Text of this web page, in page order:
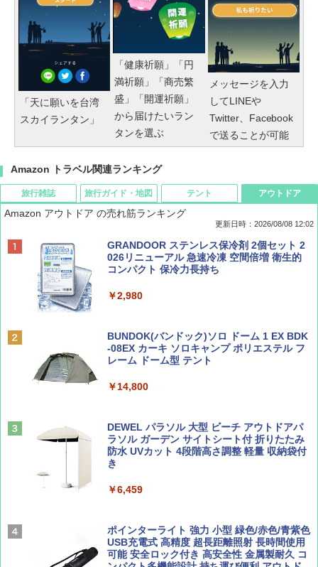
「天に願いを台湾
スカイランタン」
「健康祈願」「円
満祈願」「商売繁
盛」「開運祈願」
から届けたいラン
タンを選ぶ
メッセージを入力
してLINEや
Twitter、Facebook
で送ることが可能
Amazon トラベル関連ランキング
旅行雑誌
BE-PAL(ビ-パル) 2026年 9 月号【特別付録:
SOTO ミニマル"旅"財布 ランダム2種】
ディズニーファン ２０２６年 ９月号 [雑
誌] (ＤＩＳＮＥＹ ＦＡＮ)
山と溪谷 2026年8月号「南アルプス大全」
￥1,540
￥1,540
旅行ガイド・地図
D40 地球の歩き方 チェンマイ タイ北部の魅
力的な町 2026～2027 地球の歩き方D アジア
地球の歩き方 スター・ウォーズ
￥2,695
僕が見た未来【完全版】
￥0
球の歩き方A ヨーロッパ
￥2,479
テント
[キャンパーズコレクション 山善] ポップアッ
プテント 傘みたいに広げて畳める パッとサ
ッとサンシェード キューブ フルクローズ メ
&ハイキング カーキ PATC-150(KH)
PYKES PEAK (パイクスピーク) 着替えテン
人用 折りたたみ 防災グッズ 災害用トイレ ビ
￥4,980
テント ワンタッチ RENEW 幅200 2-3人用 43
￥5,999
アウトドア
Amazon アウトドア の売れ筋ランキング
更新日時：2026/08/08 12:02
GRANDOOR ステンレス保冷剤 2個セット 2
026リニューアル 急速冷凍 空間倍増 衛生的
コンパクト 保冷力長持ち
￥2,980
BUNDOK(バンドック)ソロ ドーム 1 EX BDK
-08EX カーキ ソロキャンプ ポリエステル フ
レーム ドーム型 テント
￥14,800
DEWEL パラソル 大型 ビーチ アウトドアパ
ラソル ガーデン サイトシート付 折りたたみ
防水 UVカット 4段階高さ調整 軽量 収納袋付
き
￥6,459
ポインターライト 強力 小型 緑色/赤色/青紫色
USB充電式 高精度 超長距離照射 長時間使用
可能 安全ロック付き 高安全性 金属製耐久 コ